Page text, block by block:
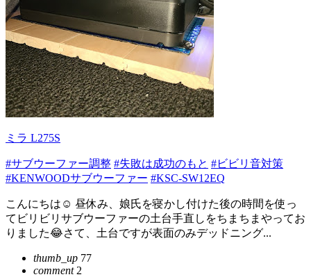
ミラ L275S
#サブウーファー調整 #失敗は成功のもと #ビビリ音対策
#KENWOODサブウーファー #KSC-SW12EQ
こんにちは☺ 昼休み、娘氏を寝かし付けた後の時間を使っ
てビリビリサブウーファーの土台手直しをちまちまやってお
りました😂さて、土台ですが表面のみデッドニング...
thumb_up 77
comment2